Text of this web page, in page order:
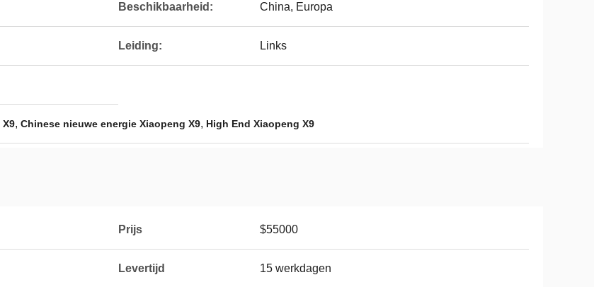
Beschikbaarheid: China, Europa
Leiding: Links
, Chinese nieuwe energie Xiaopeng X9, High End Xiaopeng X9
Prijs $55000
Levertijd 15 werkdagen